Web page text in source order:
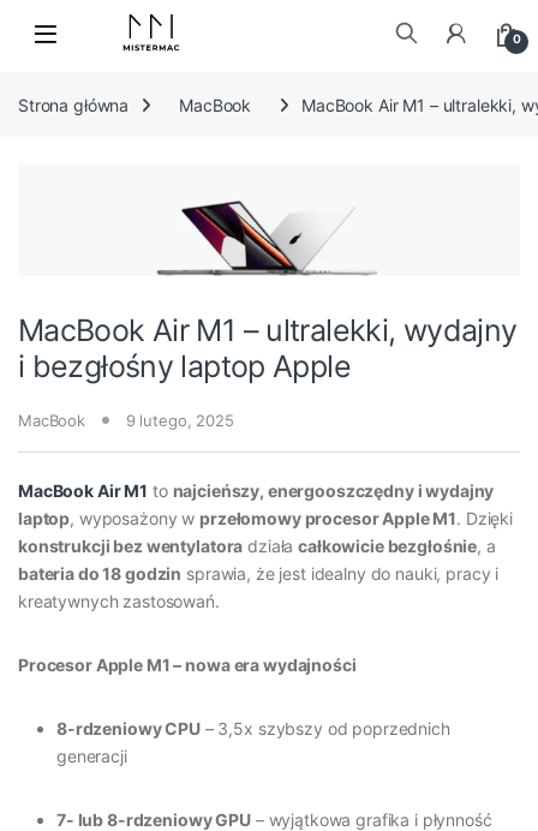
Skip to navigation
0
Strona główna
MacBook MacBook Air M1 – ultralekki,
MacBook Air M1 – ultralekki, wydajny
i bezgłośny laptop Apple
MacBook 9 lutego, 2025
MacBook Air M1 to najcieńszy, energooszczędny i wydajny
laptop, wyposażony w przełomowy procesor Apple M1. Dzięki
konstrukcji bez wentylatora działacałkowicie bezgłośnie, a
bateria do 18 godzin sprawia, że jest idealny do nauki, pracy i
kreatywnych zastosowań.
Procesor Apple M1 – nowa era wydajności
8-rdzeniowy CPU– 3,5x szybszy od poprzednich
generacji
7- lub 8-rdzeniowy GPU– wyjątkowa grafika i płynność